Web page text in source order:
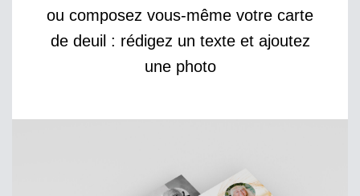
ou composez vous-même votre carte
de deuil : rédigez un texte et ajoutez
une photo